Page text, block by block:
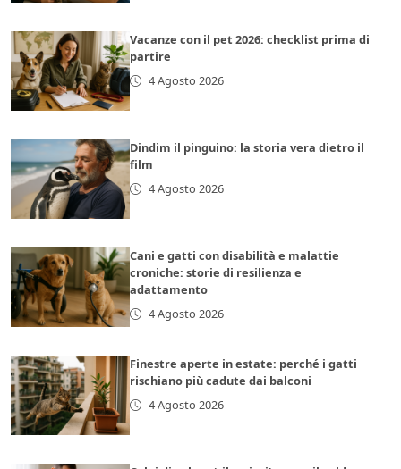
Vacanze con il pet 2026: checklist prima di
partire
4 Agosto 2026
Dindim il pinguino: la storia vera dietro il
film
4 Agosto 2026
Cani e gatti con disabilità e malattie
croniche: storie di resilienza e
adattamento
4 Agosto 2026
Finestre aperte in estate: perché i gatti
rischiano più cadute dai balconi
4 Agosto 2026